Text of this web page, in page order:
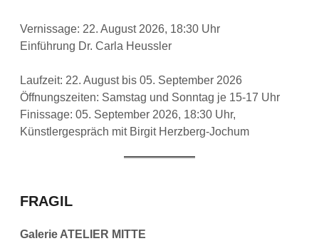
Vernissage: 22. August 2026, 18:30 Uhr
Einführung Dr. Carla Heussler
Laufzeit: 22. August bis 05. September 2026
Öffnungszeiten: Samstag und Sonntag je 15-17 Uhr
Finissage: 05. September 2026, 18:30 Uhr,
Künstlergespräch mit Birgit Herzberg-Jochum
FRAGIL
Galerie ATELIER MITTE